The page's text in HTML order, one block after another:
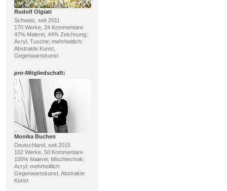
Rudolf Olgiati
Schweiz, seit 2011
170 Werke, 24 Kommentare
47% Malerei, 44% Zeichnung;
Acryl, Tusche; mehrheitlich:
Abstrakte Kunst,
Gegenwartskunst
pro-Mitgliedschaft:
Monika Buchen
Deutschland, seit 2015
102 Werke, 50 Kommentare
100% Malerei; Mischtechnik,
Acryl; mehrheitlich:
Gegenwartskunst, Abstrakte
Kunst